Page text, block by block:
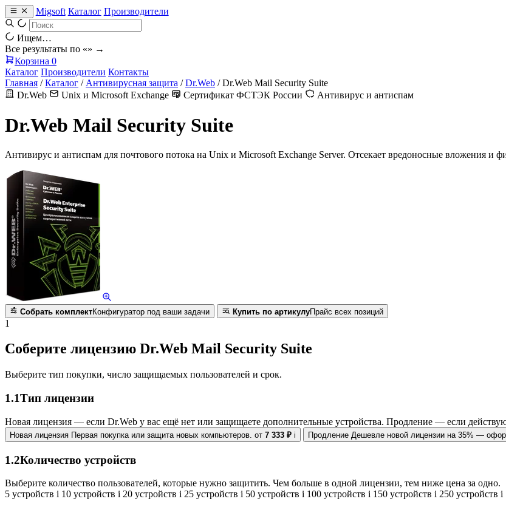
Migsoft Каталог Производители
Ищем…
Все результаты по «» →
Корзина 0
Каталог Производители Контакты
Главная / Каталог / Антивирусная защита / Dr.Web / Dr.Web Mail Security Suite
Dr.Web
Unix и Microsoft Exchange Сертификат ФСТЭК России Антивирус и антиспам
Dr.Web Mail Security Suite
Антивирус и антиспам для почтового потока на Unix и Microsoft Exchange Server. Отсекает вредоносные вложения и
Собрать комплектКонфигуратор под ваши задачи Купить по артикулуПрайс всех позиций
1
Соберите лицензию Dr.Web Mail Security Suite
Выберите тип покупки, число защищаемых пользователей и срок.
1.1Тип лицензии
Новая лицензия — если Dr.Web у вас ещё нет или защищаете дополнительные устройства. Продление — если
Новая лицензия Первая покупка или защита новых компьютеров. от 7 333 ₽ i Продление Дешевле новой лицензии на 35% —
1.2Количество устройств
Выберите количество пользователей, которые нужно защитить. Чем больше в одной лицензии, тем ниже цена за одно.
5 устройств i 10 устройств i 20 устройств i 25 устройств i 50 устройств i 100 устройств i 150 устройств i 250 устройств i